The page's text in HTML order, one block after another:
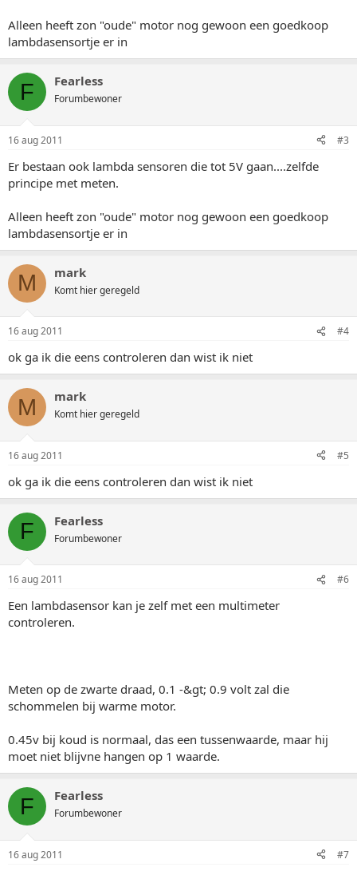
Alleen heeft zon "oude" motor nog gewoon een goedkoop
lambdasensortje er in
F Fearless
Forumbewoner
16 aug 2011 #3
Er bestaan ook lambda sensoren die tot 5V gaan....zelfde
principe met meten.
Alleen heeft zon "oude" motor nog gewoon een goedkoop
lambdasensortje er in
M mark
Komt hier geregeld
16 aug 2011 #4
ok ga ik die eens controleren dan wist ik niet
M mark
Komt hier geregeld
16 aug 2011 #5
ok ga ik die eens controleren dan wist ik niet
F Fearless
Forumbewoner
16 aug 2011 #6
Een lambdasensor kan je zelf met een multimeter
controleren.
Meten op de zwarte draad, 0.1 -&gt; 0.9 volt zal die
schommelen bij warme motor.
0.45v bij koud is normaal, das een tussenwaarde, maar hij
moet niet blijvne hangen op 1 waarde.
F Fearless
Forumbewoner
16 aug 2011 #7